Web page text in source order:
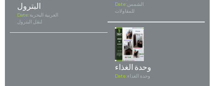
البترول
Date:العربية البحرية
لنقل البترول
Date:الشمس
للمقاولات
وحدة الغذاء
Date:وحدة الغذاء